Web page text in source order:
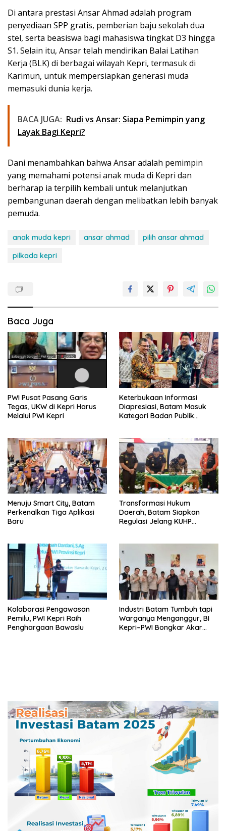
Di antara prestasi Ansar Ahmad adalah program
penyediaan SPP gratis, pemberian baju sekolah dua
stel, serta beasiswa bagi mahasiswa tingkat D3 hingga
S1. Selain itu, Ansar telah mendirikan Balai Latihan
Kerja (BLK) di berbagai wilayah Kepri, termasuk di
Karimun, untuk mempersiapkan generasi muda
memasuki dunia kerja.
BACA JUGA: Rudi vs Ansar: Siapa Pemimpin yang
Layak Bagi Kepri?
Dani menambahkan bahwa Ansar adalah pemimpin
yang memahami potensi anak muda di Kepri dan
berharap ia terpilih kembali untuk melanjutkan
pembangunan daerah dengan melibatkan lebih banyak
pemuda.
anak muda kepri ansar ahmad
pilih ansar ahmad
pilkada kepri
Baca Juga
PWI Pusat Pasang Garis
Tegas, UKW di Kepri Harus
Melalui PWI Kepri
Keterbukaan Informasi
Diapresiasi, Batam Masuk
Kategori Badan Publik
Menuju Smart City, Batam
Perkenalkan Tiga Aplikasi
Baru
Transformasi Hukum
Daerah, Batam Siapkan
Regulasi Jelang KUHP
Kolaborasi Pengawasan
Pemilu, PWI Kepri Raih
Penghargaan Bawaslu
Industri Batam Tumbuh tapi
Warganya Menganggur, BI
Kepri–PWI Bongkar Akar